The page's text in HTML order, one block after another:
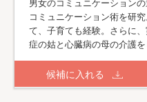
コミュニケーション術を研
て、子育ても経験。さらに
症の姑と心臓病の母の介護を
候補に入れる